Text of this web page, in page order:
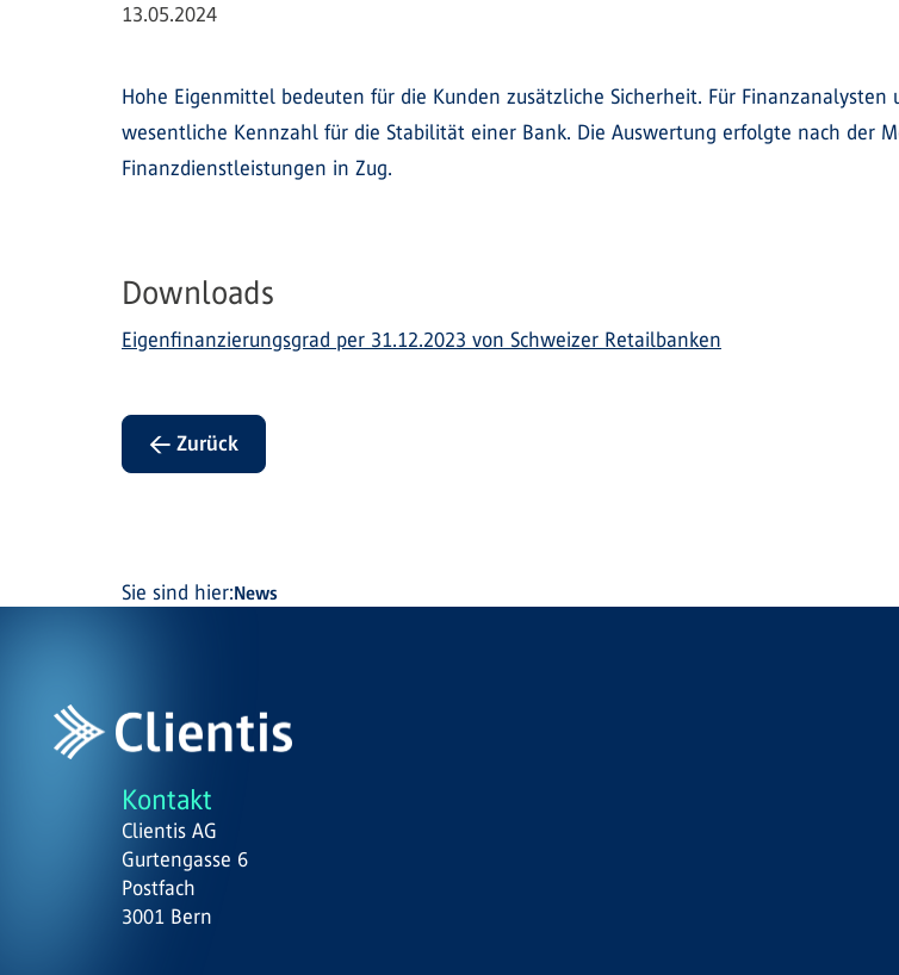
13.05.2024
Hohe Eigenmittel bedeuten für die Kunden zusätzliche Sicherheit. Für
wesentliche Kennzahl für die Stabilität einer Bank. Die Auswertung erfolgte nach der
Finanzdienstleistungen in Zug.
Downloads
Eigenfinanzierungsgrad per 31.12.2023 von Schweizer Retailbanken
← Zurück
Sie sind hier:News
Kontakt
Clientis AG
Gurtengasse 6
Postfach
3001 Bern